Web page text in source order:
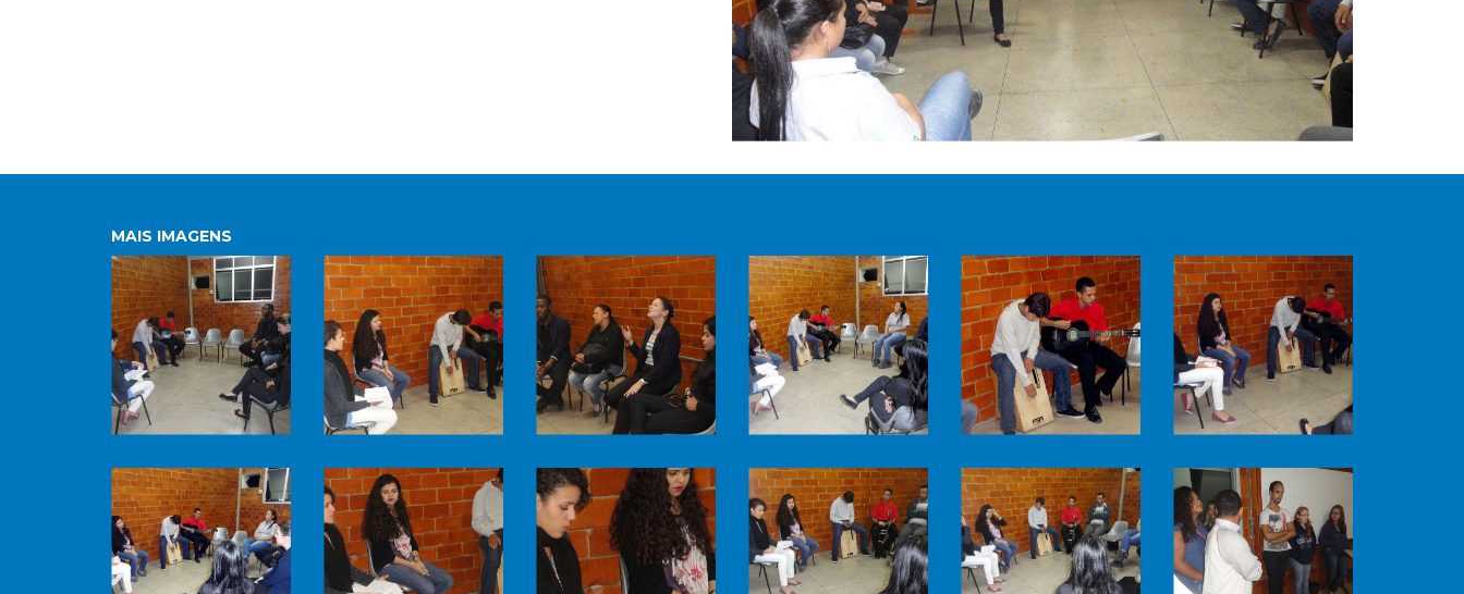
MAIS IMAGENS